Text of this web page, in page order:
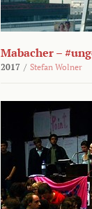
Mabacher –
2017 / Stefan Wolner